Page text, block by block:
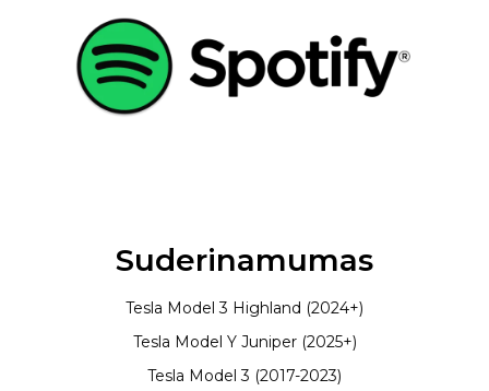
Suderinamumas
Tesla Model 3 Highland (2024+)
Tesla Model Y Juniper (2025+)
Tesla Model 3 (2017-2023)